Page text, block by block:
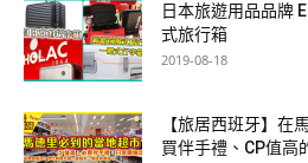
日本旅遊用品品牌
式旅行箱
2019-08-18
【旅居西班牙】在
買伴手禮、CP值高